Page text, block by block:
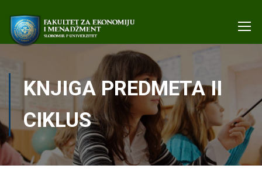
KNJIGA PREDMETA II
CIKLUS